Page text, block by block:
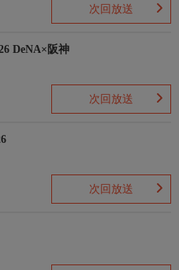
次回放送
DeNA×阪神
次回放送
次回放送